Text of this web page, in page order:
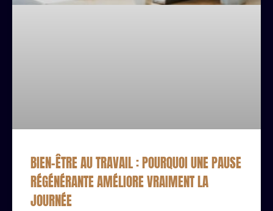
BIEN-ÊTRE AU TRAVAIL : POURQUOI UNE PAUSE
RÉGÉNÉRANTE AMÉLIORE VRAIMENT LA
JOURNÉE